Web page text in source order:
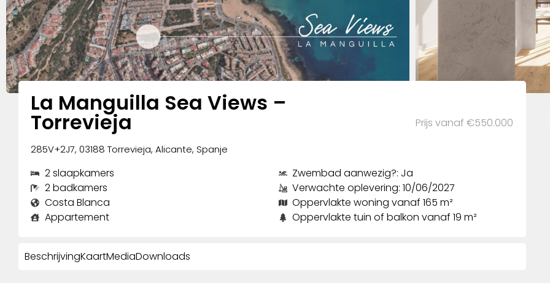
La Manguilla Sea Views –
Torrevieja
285V+2J7, 03188 Torrevieja, Alicante, Spanje
Prijs vanaf €550.000
2 slaapkamers
2 badkamers
Costa Blanca
Appartement
Zwembad aanwezig?: Ja
Verwachte oplevering: 10/06/2027
Oppervlakte woning vanaf 165 m²
Oppervlakte tuin of balkon vanaf 19 m²
BeschrijvingKaartMediaDownloads